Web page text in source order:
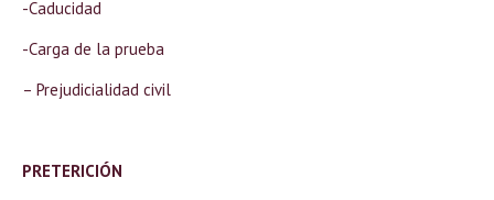
-Caducidad
-Carga de la prueba
– Prejudicialidad civil
PRETERICIÓN